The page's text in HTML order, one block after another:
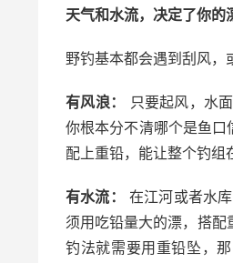
天气和水流，决定了你的
野钓基本都会遇到刮风，
有风浪：
只要起风，水
你根本分不清哪个是鱼口
配上重铅，能让整个钓组
有水流：
在江河或者水
须用吃铅量大的漂，搭配
钓法就需要用重铅坠，